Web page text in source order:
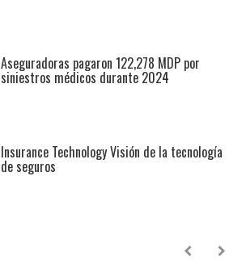
Aseguradoras pagaron 122,278 MDP por
siniestros médicos durante 2024
Insurance Technology Visión de la tecnología
de seguros